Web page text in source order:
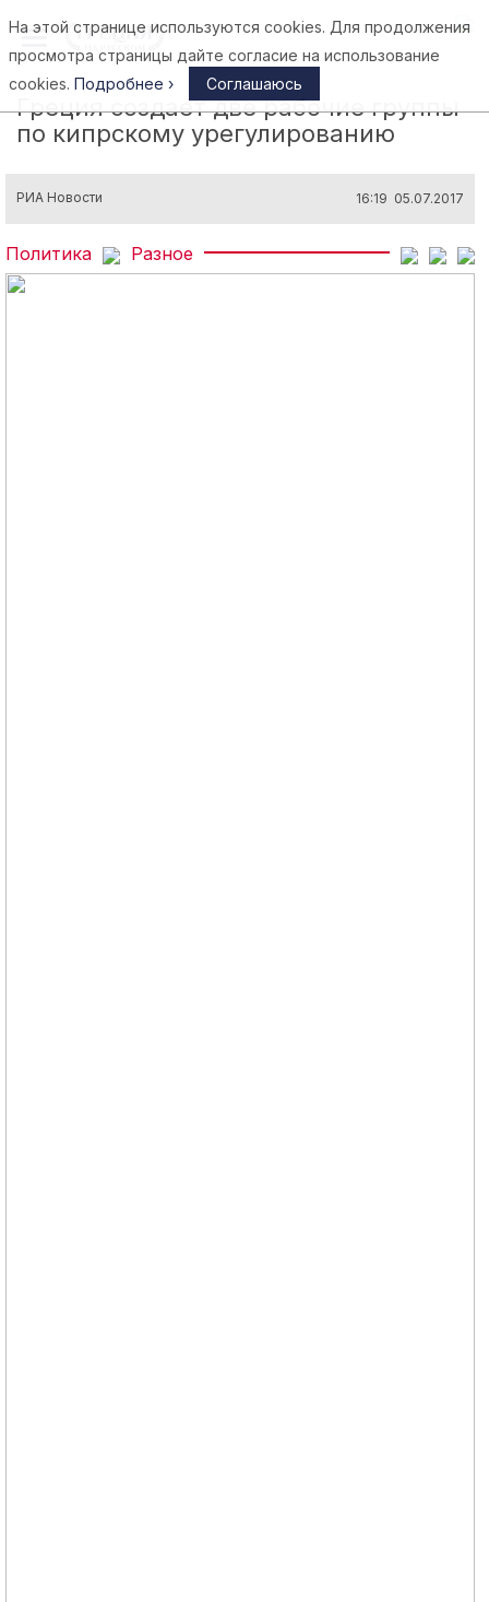
Афины
Греция создает две рабочие группы
по кипрскому урегулированию
РИА Новости 16:19 05.07.2017
Политика Разное
На этой странице используются cookies. Для продолжения
просмотра страницы дайте согласие на использование
cookies. Подробнее › Соглашаюсь